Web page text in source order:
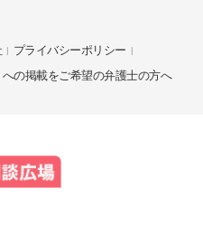
プライバシーポリシー
への掲載をご希望の弁護士の方へ